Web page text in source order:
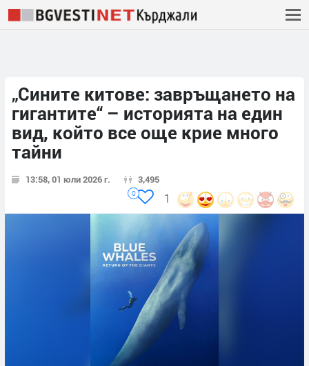
„Сините китове: завръщането на
гигантите“ – историята на един
вид, който все още крие много
тайни
13:58, 01 юли 2026 г. 3,495
1
0